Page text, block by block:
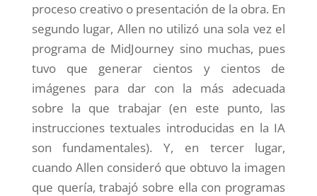
proceso creativo o presentación de la obra. En
segundo lugar, Allen no utilizó una sola vez el
programa de MidJourney sino muchas, pues
tuvo que generar cientos y cientos de
imágenes para dar con la más adecuada
sobre la que trabajar (en este punto, las
instrucciones textuales introducidas en la IA
son fundamentales).
Y, en tercer lugar,
cuando Allen consideró que obtuvo la imagen
que quería, trabajó sobre ella con programas